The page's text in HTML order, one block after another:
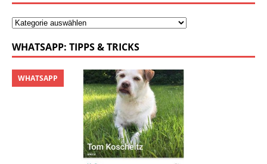
WHATSAPP: TIPPS & TRICKS
WHATSAPP